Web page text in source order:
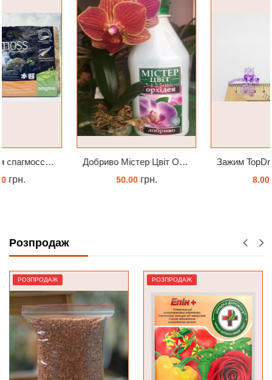
Добриво Містер Цвіт Орхідея Зажим TopDreams Стрекоза для крепления цветоноса орхидеи
Розпродаж
РОЗПРОДАЖ РОЗПРОДАЖ